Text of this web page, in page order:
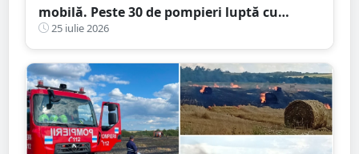
mobilă. Peste 30 de pompieri luptă cu
flăcările, județul vecin
25 iulie 2026